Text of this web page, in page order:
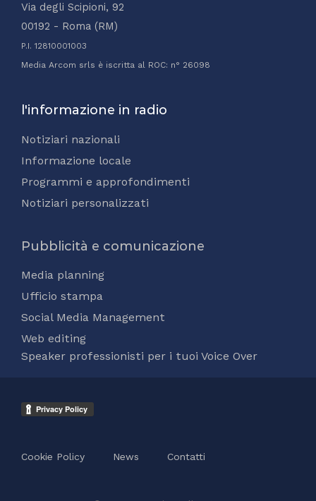
Via degli Scipioni, 92
00192 - Roma (RM)
P.I. 12810001003
Media Arcom srls è iscritta al ROC: n° 26098
l'informazione in radio
Notiziari nazionali
Informazione locale
Programmi e approfondimenti
Notiziari personalizzati
Pubblicità e comunicazione
Media planning
Ufficio stampa
Social Media Management
Web editing
Speaker professionisti per i tuoi Voice Over
Cookie Policy News Contatti